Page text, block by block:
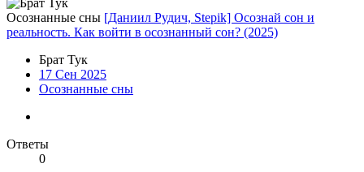
Осознанные сны [Даниил Рудич, Stepik] Осознай сон и
реальность. Как войти в осознанный сон? (2025)
Брат Тук
17 Сен 2025
Осознанные сны
Ответы
0